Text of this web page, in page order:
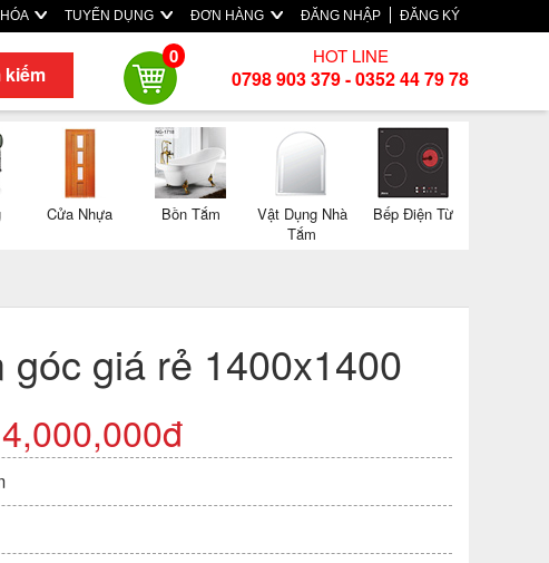
TUYỂN DỤNG ĐƠN HÀNG ĐĂNG NHẬP ĐĂNG KÝ
kiếm
0 HOT LINE
0798 903 379 - 0352 44 79 78
Cửa Nhựa Bồn Tắm
Vật Dụng Nhà
Tắm
Bếp Điện Từ
góc giá rẻ 1400x1400
4,000,000đ